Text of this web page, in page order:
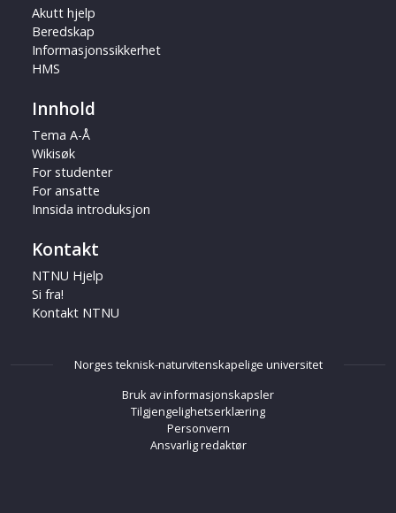
Akutt hjelp
Beredskap
Informasjonssikkerhet
HMS
Innhold
Tema A-Å
Wikisøk
For studenter
For ansatte
Innsida introduksjon
Kontakt
NTNU Hjelp
Si fra!
Kontakt NTNU
Norges teknisk-naturvitenskapelige universitet
Bruk av informasjonskapsler
Tilgjengelighetserklæring
Personvern
Ansvarlig redaktør